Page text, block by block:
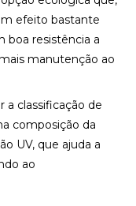
efeito bastante
boa resistência a
manutenção ao
classificação de
composição da
UV, que ajuda a
ao